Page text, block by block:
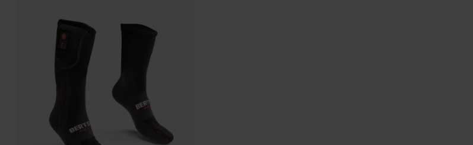
Heb inmiddels een ruime verzameling aan verwarmde sokken door mijn aandoening, fijn dat het mogelijk is om
extra sokken te kopen zonder de accu's
Maarten Vermeulen
Posted on 12 April 2023 at 08:37
Beste verwarmde sokken die ik ooit heb geprobeerd (en dat zijn er een boel geweest door mijn ziekte).
Vandaar dat ik een extra paar heb besteld! Mocht ik de sokken wassen heb ik altijd een paar achter de hand.